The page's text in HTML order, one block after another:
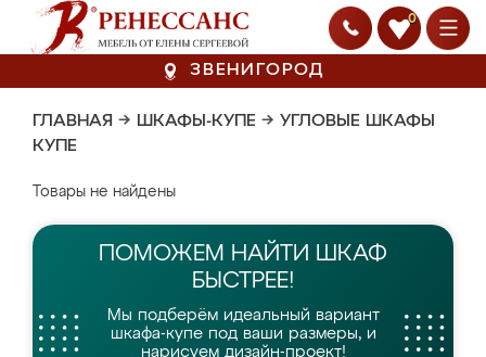
0
ЗВЕНИГОРОД
ГЛАВНАЯ → ШКАФЫ-КУПЕ → УГЛОВЫЕ ШКАФЫ
КУПЕ
Товары не найдены
ПОМОЖЕМ НАЙТИ ШКАФ
БЫСТРЕЕ!
Мы подберём идеальный вариант
шкафа-купе под ваши размеры, и
нарисуем дизайн-проект!